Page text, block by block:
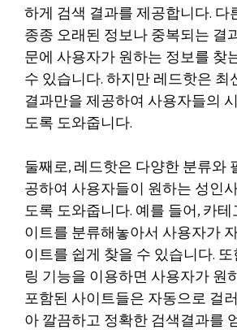
하게 검색 결과를 제공합니다. 다
종종 오래된 정보나 중복되는 결
문에 사용자가 원하는 정보를 찾
수 있습니다. 하지만 레드핫은
결과만을 제공하여 사용자들의
도록 도와줍니다.
둘째로, 레드핫은 다양한 분류와
공하여 사용자들이 원하는 성인
도록 도와줍니다. 예를 들어, 카
이트를 분류해놓아서 사용자가
이트를 쉽게 찾을 수 있습니다.
링 기능을 이용하면 사용자가 원
포함된 사이트들은 자동으로 걸
아 깔끔하고 정확한 검색결과를